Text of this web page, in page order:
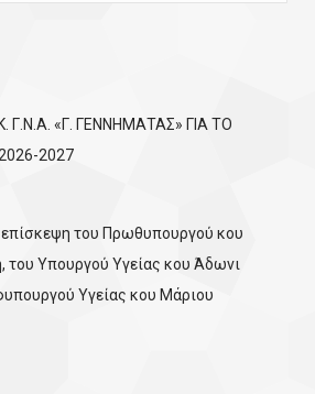
Γ.Ν.Α. «Γ. ΓΕΝΝΗΜΑΤΑΣ» ΓΙΑ ΤΟ
2027
επίσκεψη του Πρωθυπουργού κου
του Υπουργού Υγείας κου Άδωνι
Υγείας κου Μάριου